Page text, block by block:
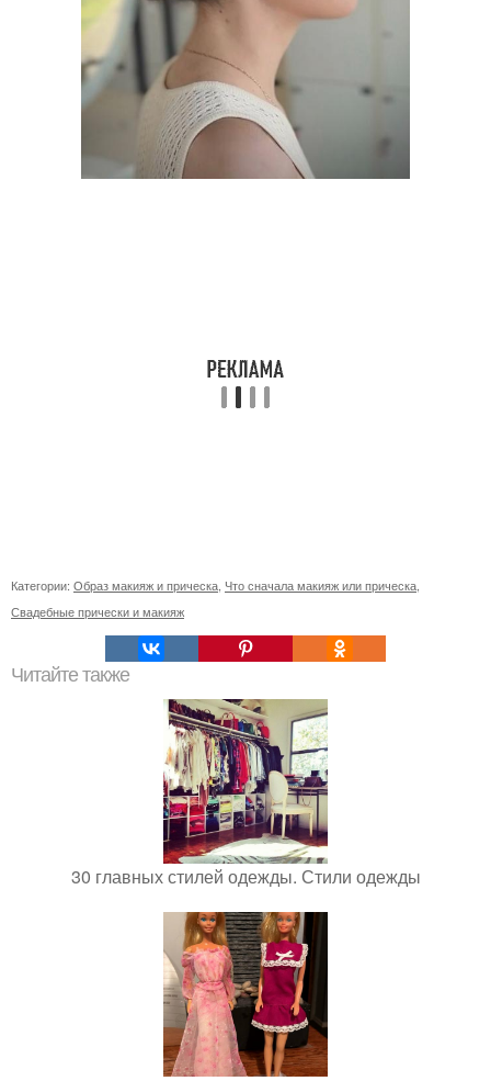
Категории: Образ макияж и прическа, Что сначала макияж или прическа,
Свадебные прически и макияж
Читайте также
30 главных стилей одежды. Стили одежды